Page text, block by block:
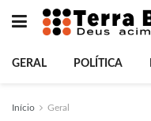
GERAL POLÍTICA
Início Geral